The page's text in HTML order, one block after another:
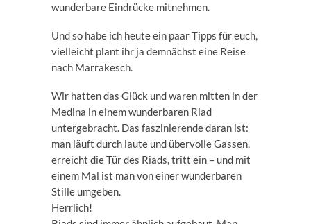
wunderbare Eindrücke mitnehmen.
Und so habe ich heute ein paar Tipps für euch,
vielleicht plant ihr ja demnächst eine Reise
nach Marrakesch.
Wir hatten das Glück und waren mitten in der
Medina in einem wunderbaren Riad
untergebracht. Das faszinierende daran ist:
man läuft durch laute und übervolle Gassen,
erreicht die Tür des Riads, tritt ein – und mit
einem Mal ist man von einer wunderbaren
Stille umgeben.
Herrlich!